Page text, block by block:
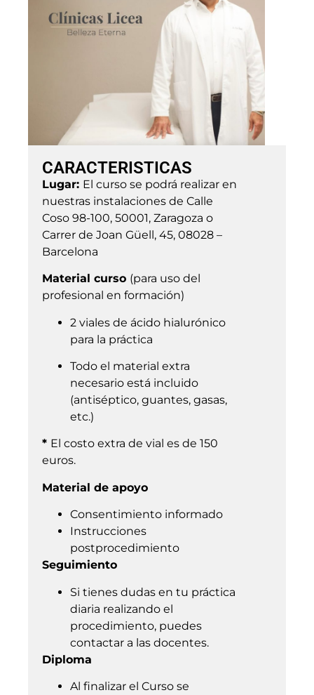
CARACTERISTICAS
Lugar: El curso se podrá realizar en
nuestras instalaciones de Calle
Coso 98-100, 50001, Zaragoza o
Carrer de Joan Güell, 45, 08028 –
Barcelona
Material curso (para uso del
profesional en formación)
2 viales de ácido hialurónico
para la práctica
Todo el material extra
necesario está incluido
(antiséptico, guantes, gasas,
etc.)
* El costo extra de vial es de 150
euros. ​
Material de apoyo
Consentimiento informado
Instrucciones
postprocedimiento
Seguimiento
Si tienes dudas en tu práctica
diaria realizando el
procedimiento, puedes
contactar a las docentes.
Diploma
Al finalizar el Curso se